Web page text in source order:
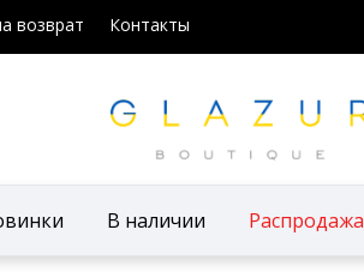
возврат Контакты
В наличии Распродажа